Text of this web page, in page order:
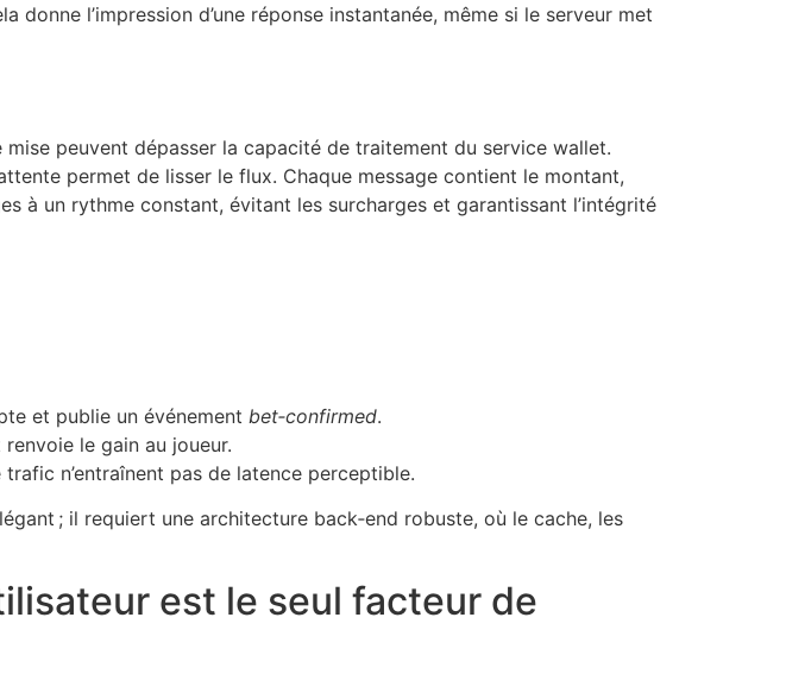
l’impression d’une réponse instantanée, même si le serveur met
peuvent dépasser la capacité de traitement du service wallet.
permet de lisser le flux. Chaque message contient le montant,
à un rythme constant, évitant les surcharges et garantissant l’intégrité
et publie un événement bet‑confirmed.
le gain au joueur.
n’entraînent pas de latence perceptible.
; il requiert une architecture back‑end robuste, où le cache, les
est le seul facteur de